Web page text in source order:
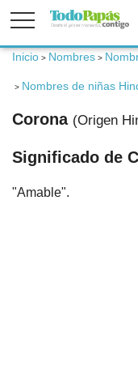
Fertilidad
Bebé
Niños
Inicio > Nombres >
> Nombres de niñas
Corona (Origen
Significado de
"Amable".